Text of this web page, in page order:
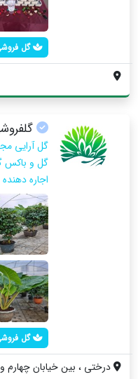
گل
گل آرایی
گل و باکس
اجاره
گل
درختی ، بین خیابان چهارم